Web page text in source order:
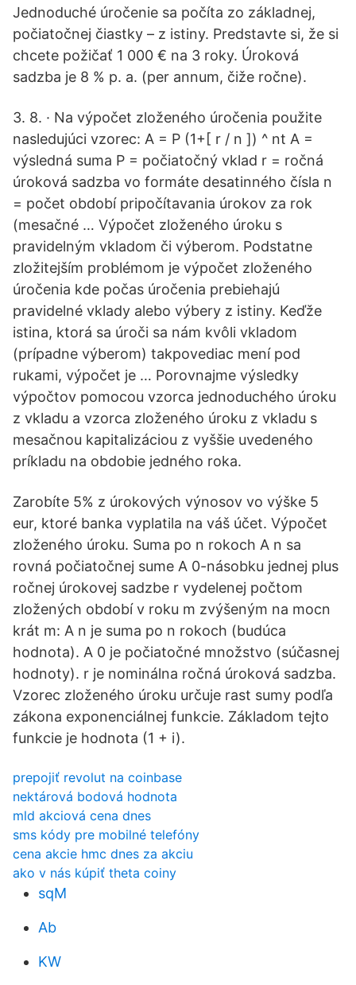
Jednoduché úročenie sa počíta zo základnej,
počiatočnej čiastky – z istiny. Predstavte si, že si
chcete požičať 1 000 € na 3 roky. Úroková
sadzba je 8 % p. a. (per annum, čiže ročne).
3. 8. · Na výpočet zloženého úročenia použite
nasledujúci vzorec: A = P (1+[ r / n ]) ^ nt A =
výsledná suma P = počiatočný vklad r = ročná
úroková sadzba vo formáte desatinného čísla n
= počet období pripočítavania úrokov za rok
(mesačné … Výpočet zloženého úroku s
pravidelným vkladom či výberom. Podstatne
zložitejším problémom je výpočet zloženého
úročenia kde počas úročenia prebiehajú
pravidelné vklady alebo výbery z istiny. Keďže
istina, ktorá sa úroči sa nám kvôli vkladom
(prípadne výberom) takpovediac mení pod
rukami, výpočet je … Porovnajme výsledky
výpočtov pomocou vzorca jednoduchého úroku
z vkladu a vzorca zloženého úroku z vkladu s
mesačnou kapitalizáciou z vyššie uvedeného
príkladu na obdobie jedného roka.
Zarobíte 5% z úrokových výnosov vo výške 5
eur, ktoré banka vyplatila na váš účet. Výpočet
zloženého úroku. Suma po n rokoch A n sa
rovná počiatočnej sume A 0-násobku jednej plus
ročnej úrokovej sadzbe r vydelenej počtom
zložených období v roku m zvýšeným na mocn
krát m: A n je suma po n rokoch (budúca
hodnota). A 0 je počiatočné množstvo (súčasnej
hodnoty). r je nominálna ročná úroková sadzba.
Vzorec zloženého úroku určuje rast sumy podľa
zákona exponenciálnej funkcie. Základom tejto
funkcie je hodnota (1 + i).
prepojiť revolut na coinbase
nektárová bodová hodnota
mld akciová cena dnes
sms kódy pre mobilné telefóny
cena akcie hmc dnes za akciu
ako v nás kúpiť theta coiny
sqM
Ab
KW